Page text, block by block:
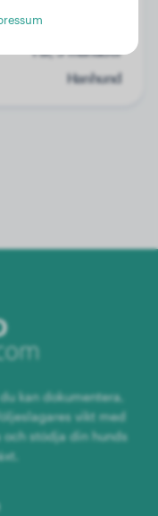
1 år, 3 månader
Hanhund
kan dokumentera,
vikt med
stödja din hunds